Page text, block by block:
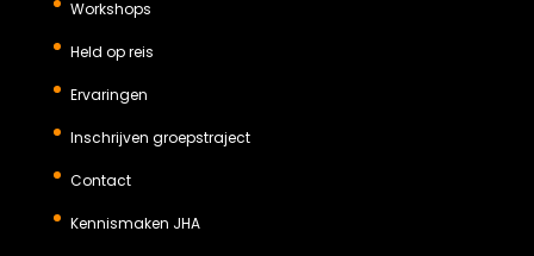
Workshops
Held op reis
Ervaringen
Inschrijven groepstraject
Contact
Kennismaken JHA